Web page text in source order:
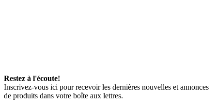
Restez à l'écoute!
Inscrivez-vous ici pour recevoir les dernières nouvelles et annonces
de produits dans votre boîte aux lettres.